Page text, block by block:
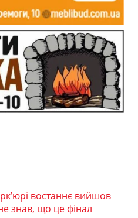
востаннє вийшов
знав, що це фінал